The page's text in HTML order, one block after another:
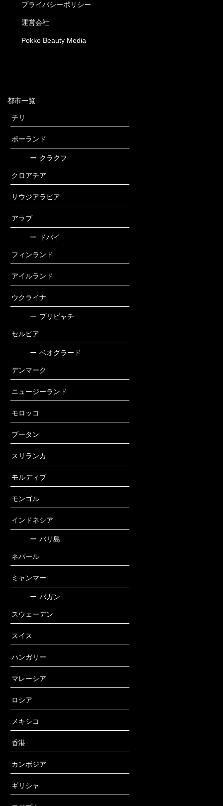
プライバシーポリシー
運営会社
Pokke Beauty Media
都市一覧
チリ
ポーランド
ー クラクフ
クロアチア
サウジアラビア
アラブ
ー ドバイ
フィンランド
アイルランド
ウクライナ
ー プリピャチ
セルビア
ー ベオグラード
デンマーク
ニュージーランド
モロッコ
ブータン
スリランカ
モルディブ
モンゴル
インドネシア
ー バリ島
ネパール
ミャンマー
ー バガン
スウェーデン
スイス
ハンガリー
マレーシア
ロシア
メキシコ
香港
カンボジア
ギリシャ